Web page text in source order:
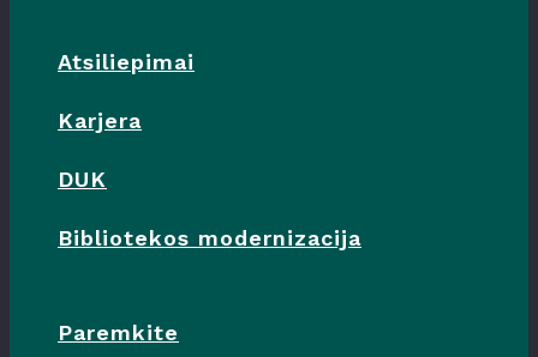
Atsiliepimai
Karjera
DUK
Bibliotekos modernizacija
Paremkite